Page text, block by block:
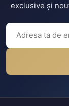
exclusive și